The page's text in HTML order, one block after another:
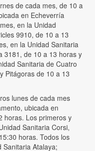
de cada mes, de 10 a
en Echeverría
en la Unidad
9910, de 10 a 13
en la Unidad Sanitaria
3181, de 10 a 13 horas y
Sanitaria de Cuatro
Pitágoras de 10 a 13
lunes de cada mes
ubicada en
horas. Los primeros y
Sanitaria Corsi,
horas. Todos los
Sanitaria Atalaya;